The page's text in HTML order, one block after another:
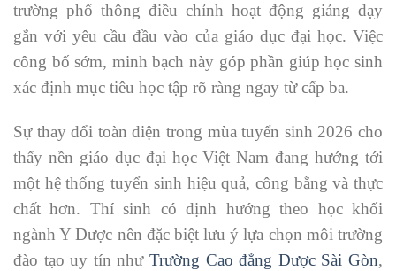
trường phổ thông điều chỉnh hoạt động giảng dạy
gắn với yêu cầu đầu vào của giáo dục đại học. Việc
công bố sớm, minh bạch này góp phần giúp học sinh
xác định mục tiêu học tập rõ ràng ngay từ cấp ba.
Sự thay đổi toàn diện trong mùa tuyển sinh 2026 cho
thấy nền giáo dục đại học Việt Nam đang hướng tới
một hệ thống tuyển sinh hiệu quả, công bằng và thực
chất hơn. Thí sinh có định hướng theo học khối
ngành Y Dược nên đặc biệt lưu ý lựa chọn môi trường
đào tạo uy tín như Trường Cao đẳng Dược Sài Gòn,